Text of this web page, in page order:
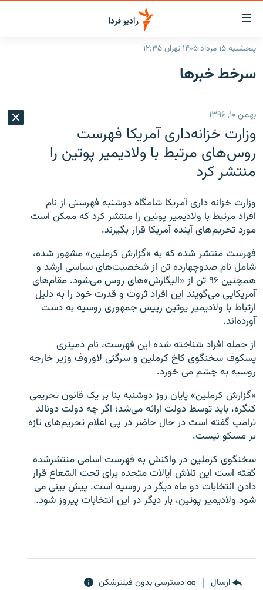
لینک‌های
قابلیت
دسترسی
بازگشت
اصلی
رفتن
صفحه
جستجو
ایران
رادیو
انتخاب کنید و بشنوید
برنامه‌های رادیویی
پادکست
چندرسانه‌ای
گزارش‌های ویدئویی
English
به ما بپیوندید
پنجشنبه ۱۵ مرداد ۱۴۰۵ تهران ۱۲:۳۵
سرخط‌ خبرها
بهمن ۱۰, ۱۳۹۶
وزارت خزانه‌داری آمریکا فهرست
روس‌های مرتبط با ولادیمیر پوتین را
منتشر کرد
وزارت خزانه داری آمریکا شامگاه دوشنبه فهرستی از نام
افراد مرتبط با ولادیمیر پوتین را منتشر کرد که ممکن است
مورد تحریم‌های آینده آمریکا قرار بگیرند.
فهرست منتشر شده که به «گزارش کرملین» مشهور شده،
شامل نام صدوچهارده تن از شخصیت‌های سیاسی ارشد و
همچنین ۹۶ تن از «الیگارش»های روس می‌شود. مقام‌های
آمریکایی می‌گویند این افراد ثروت و قدرت خود را به دلیل
ارتباط با ولادیمیر پوتین رییس جمهوری روسیه به دست
آورده‌اند.
از جمله افراد شناخته شده این فهرست، نام دمیتری
پسکوف سخنگوی کاخ کرملین و سرگئی لاوروف وزیر خارجه
روسیه به چشم می خورد.
«گزارش کرملین» پایان روز دوشنبه بنا بر یک قانون تحریمی
کنگره، باید توسط دولت ارائه می‌شد؛ اگر چه دولت دونالد
ترامپ گفته است در حال حاضر در پی اعلام تحریم‌های تازه
بر مسکو نیست.
سخنگوی کرملین در واکنش به فهرست اسامی منتشرشده
گفته است این تلاش ایالات متحده برای تحت الشعاع قرار
دادن انتخابات دو ماه دیگر در روسیه است. پیش بینی می
شود ولادیمیر پوتین، بار دیگر در این انتخابات پیروز شود.
ارسال دسترسی بدون فیلترشکن